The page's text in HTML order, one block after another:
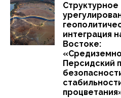
Структурное
интеграция
Востоке:
Персидский